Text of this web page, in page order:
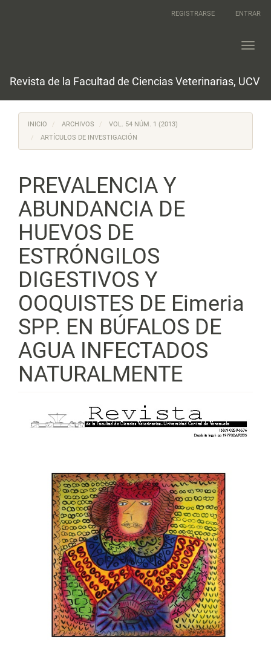
REGISTRARSE ENTRAR
Revista de la Facultad de Ciencias Veterinarias, UCV
INICIO ARCHIVOS
VOL. 54 NÚM. 1 (2013)
ARTÍCULOS DE INVESTIGACIÓN
PREVALENCIA Y
ABUNDANCIA DE
HUEVOS DE
ESTRÓNGILOS
DIGESTIVOS Y
OOQUISTES DE Eimeria
SPP. EN BÚFALOS DE
AGUA INFECTADOS
NATURALMENTE
Barra
lateral
artículo